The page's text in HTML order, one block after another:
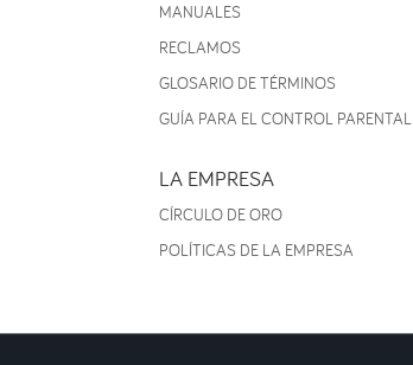
MANUALES
RECLAMOS
GLOSARIO DE TÉRMINOS
GUÍA PARA EL CONTROL PARENTAL
LA EMPRESA
CÍRCULO DE ORO
POLÍTICAS DE LA EMPRESA